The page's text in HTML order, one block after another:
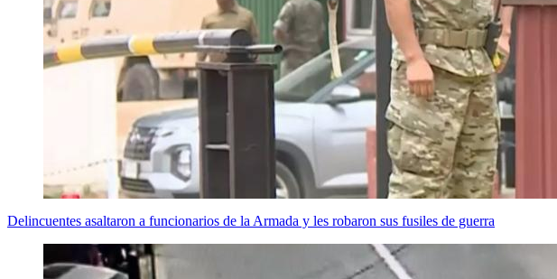
Delincuentes asaltaron a funcionarios de la Armada y les robaron sus fusiles de guerra